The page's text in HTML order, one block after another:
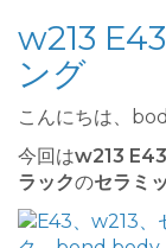
w213
ング
こんにちは、
今回はw213 E43
ラックのセラミ